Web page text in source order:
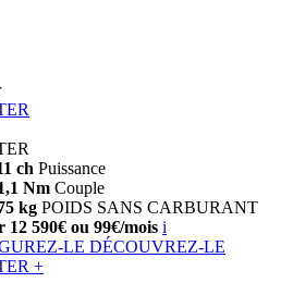
ch Puissance
Nm Couple
kg POIDS SANS CARBURANT
590€ ou 99€/mois i
LE DÉCOUVREZ-LE
+